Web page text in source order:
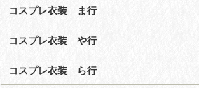
コスプレ衣装 ま行
コスプレ衣装 や行
コスプレ衣装 ら行